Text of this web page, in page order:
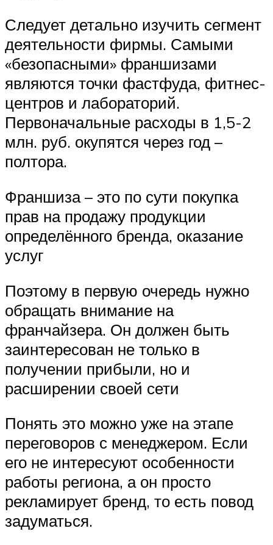
Следует детально изучить сегмент
деятельности фирмы. Самыми
«безопасными» франшизами
являются точки фастфуда, фитнес-
центров и лабораторий.
Первоначальные расходы в 1,5-2
млн. руб. окупятся через год –
полтора.
Франшиза – это по сути покупка
прав на продажу продукции
определённого бренда, оказание
услуг
Поэтому в первую очередь нужно
обращать внимание на
франчайзера. Он должен быть
заинтересован не только в
получении прибыли, но и
расширении своей сети
Понять это можно уже на этапе
переговоров с менеджером. Если
его не интересуют особенности
работы региона, а он просто
рекламирует бренд, то есть повод
задуматься.